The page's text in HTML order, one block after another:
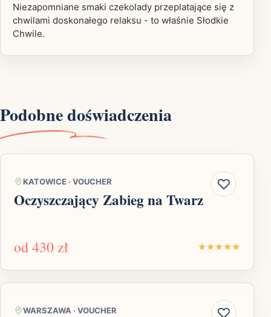
Niezapomniane smaki czekolady przeplatające się z
chwilami doskonałego relaksu - to właśnie Słodkie
Chwile.
Podobne doświadczenia
KATOWICE · VOUCHER
Oczyszczający Zabieg na Twarz
od430 zł
WARSZAWA · VOUCHER